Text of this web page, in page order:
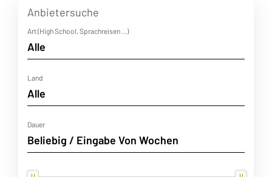
Anbietersuche
Art (High School, Sprachreisen ...)
Land
Dauer